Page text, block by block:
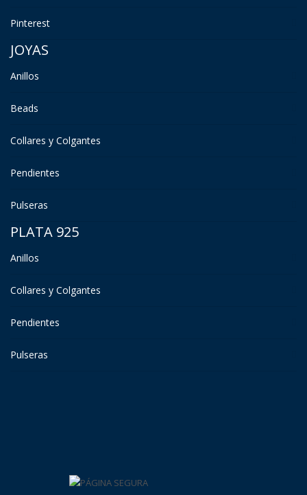
Pinterest
JOYAS
Anillos
Beads
Collares y Colgantes
Pendientes
Pulseras
PLATA 925
Anillos
Collares y Colgantes
Pendientes
Pulseras